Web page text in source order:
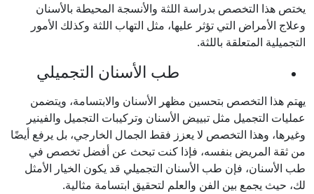
يختص هذا التخصص بدراسة اللثة والأنسجة المحيطة بالأسنان
وعلاج الأمراض التي تؤثر عليها، مثل التهاب اللثة وكذلك الأمور
التجميلية المتعلقة باللثة.
طب الأسنان التجميلي
يهتم هذا التخصص بتحسين مظهر الأسنان والابتسامة، ويتضمن
عمليات التجميل مثل تبييض الأسنان وتركيبات التجميل والفينير
وغيرها، وهذا التخصص لا يعزز فقط الجمال الخارجي، بل يرفع أيضًا
من ثقة المريض بنفسه، فإذا كنت تبحث عن أفضل تخصص في
طب الأسنان، فإن طب الأسنان التجميلي قد يكون الخيار الأمثل
لك، حيث يجمع بين الفن والعلم لتحقيق ابتسامة مثالية.